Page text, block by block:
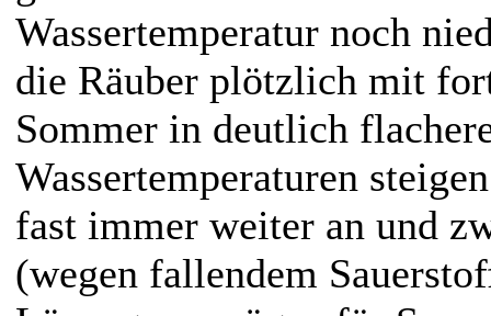
Wassertemperatur noch
die Räuber plötzlich mit
Sommer in deutlich
Wassertemperaturen
fast immer weiter an und
(wegen fallendem